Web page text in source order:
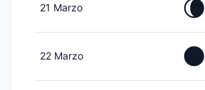
21 Marzo 🌘
22 Marzo 🌑